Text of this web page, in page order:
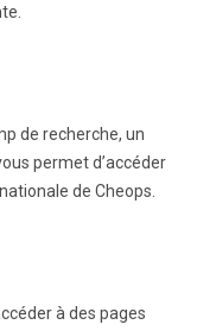
de recherche, un
permet d’accéder
de Cheops.
à des pages